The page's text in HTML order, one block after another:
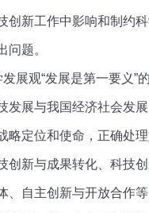
创新工作中影响和制约
问题。
观“发展是第一要义”
发展与我国经济社会发
略定位和使命，正确处
创新与成果转化、科技
、自主创新与开放合作